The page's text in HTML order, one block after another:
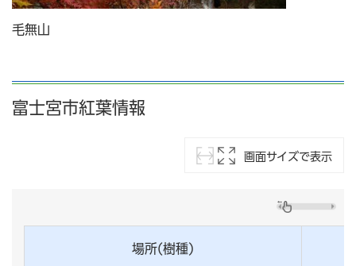
毛無山
富士宮市紅葉情報
画面サイズで表示
場所(樹種)